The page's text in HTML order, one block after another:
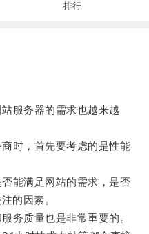
排行
服务器的需求也越来越
时，首先要考虑的是性能
能满足网站的需求，是否
的因素。
质量也是非常重要的。